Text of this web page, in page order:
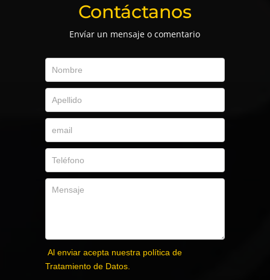
Contáctanos
Envíar un mensaje o comentario
Al enviar acepta nuestra política de
Tratamiento de Datos.